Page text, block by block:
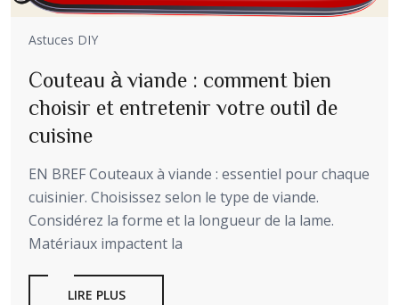
Astuces DIY
Couteau à viande : comment bien
choisir et entretenir votre outil de
cuisine
EN BREF Couteaux à viande : essentiel pour chaque
cuisinier. Choisissez selon le type de viande.
Considérez la forme et la longueur de la lame.
Matériaux impactent la
LIRE PLUS